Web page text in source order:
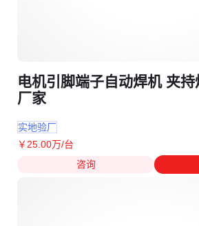
电机引脚端子自动焊机 夹
厂家
实地验厂
￥ 25 .00万/台
咨询